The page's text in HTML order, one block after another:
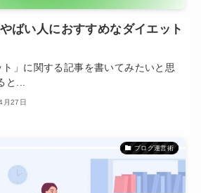
ばい人におすすめなダイエット
」に関する記事を書いてみたいと思
と...
月27日
ブログ運営術